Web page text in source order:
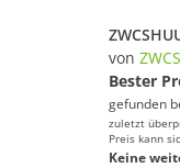
von
Bester
gefunden
zuletzt
Preis kann
Keine